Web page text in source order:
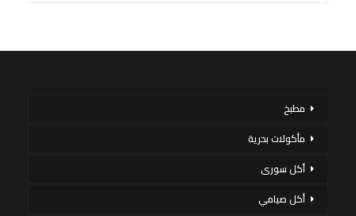
مطبخ
مأكولات بحرية
أكل سورى
أكل صيامي